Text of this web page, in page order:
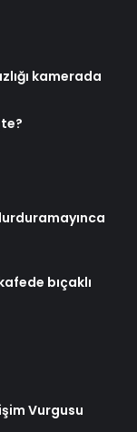
kamerada
bıçaklı
Vurgusu